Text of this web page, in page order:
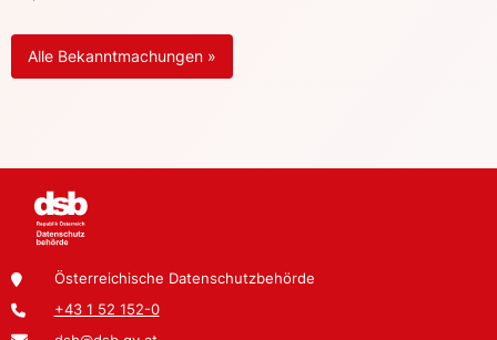
Alle Bekanntmachungen »
Österreichische Datenschutzbehörde
+43 1 52 152-0